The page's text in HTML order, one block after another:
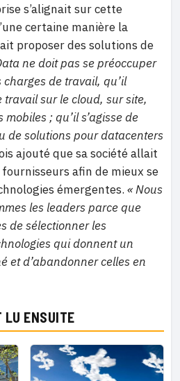
s’alignait sur cette
certaine manière la
proposer des solutions de
ne doit pas se préoccuper
charges de travail, qu’il
travail sur le cloud, sur site,
; qu’il s’agisse de
de solutions pour datacenters
ajouté que sa société allait
afin de mieux se
émergentes. « Nous
les leaders parce que
de sélectionner les
qui donnent un
et d’abandonner celles en
LU ENSUITE